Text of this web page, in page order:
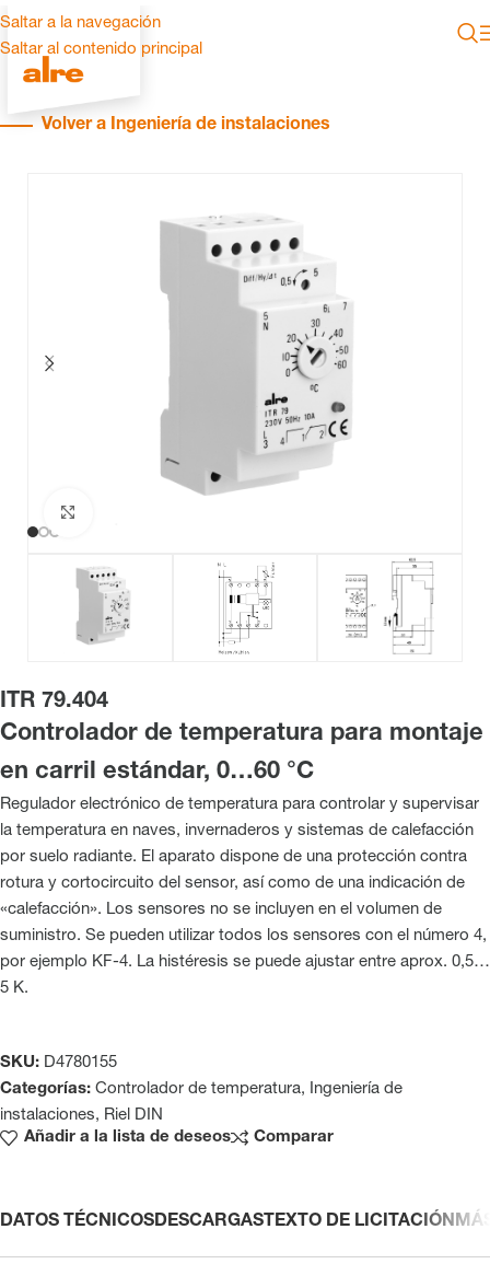
Saltar a la navegación
Saltar al contenido principal
Volver a Ingeniería de instalaciones
ITR 79.404
Controlador de temperatura para montaje
en carril estándar, 0…60 °C
Regulador electrónico de temperatura para controlar y supervisar
la temperatura en naves, invernaderos y sistemas de calefacción
por suelo radiante. El aparato dispone de una protección contra
rotura y cortocircuito del sensor, así como de una indicación de
«calefacción». Los sensores no se incluyen en el volumen de
suministro. Se pueden utilizar todos los sensores con el número 4,
por ejemplo KF-4. La histéresis se puede ajustar entre aprox. 0,5…
5 K.
SKU: D4780155
Categorías: Controlador de temperatura,
Ingeniería de
instalaciones, Riel DIN
Añadir a la lista de deseos
Comparar
DATOS TÉCNICOSDESCARGASTEXTO DE LICITACIÓN